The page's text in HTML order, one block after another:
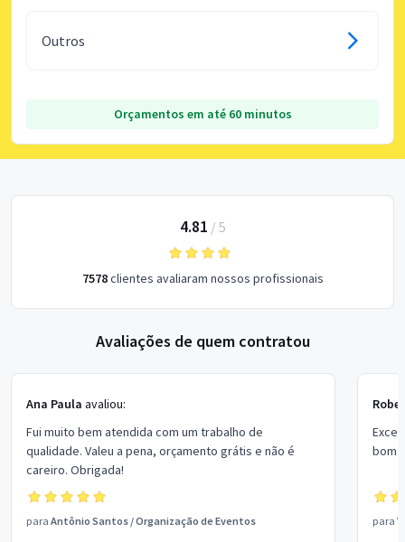
Outros
Orçamentos em até 60 minutos
4.81 / 5
7578clientes avaliaram nossos profissionais
Avaliações de quem contratou
Ana Paula avaliou:
Fui muito bem atendida com um trabalho de
qualidade. Valeu a pena, orçamento grátis e não é
careiro. Obrigada!
para Antônio Santos /Organização de Eventos
bom
para